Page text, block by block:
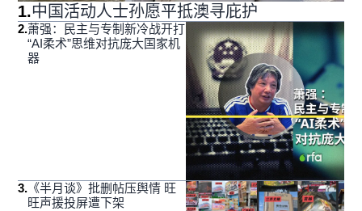
1.中国活动人士孙愿平抵澳寻庇护
2.萧强：民主与专制新冷战开打
“AI柔术”思维对抗庞大国家机
器
3. 《半月谈》批删帖压舆情 旺
旺声援投屏遭下架